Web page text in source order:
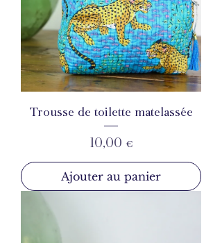
Trousse de toilette matelassée
Prix
10,00 €
Ajouter au panier